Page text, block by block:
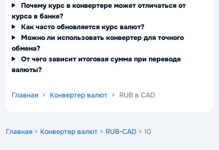
Почему курс в конвертере может отличаться от
курса в банке?
Как часто обновляется курс валют?
Можно ли использовать конвертер для точного
обмена?
От чего зависит итоговая сумма при переводе
валюты?
Главная > Конвертер валют > RUB в CAD
Главная > Конвертер валют > RUB-CAD > 10